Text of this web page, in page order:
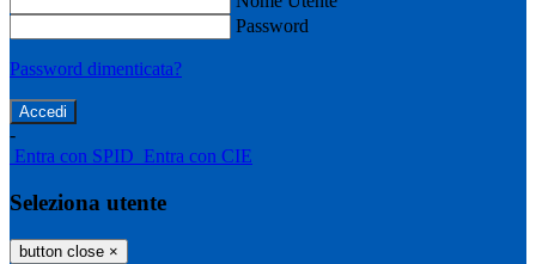
Password
Password dimenticata?
-
Entra con SPID Entra con CIE
Seleziona utente
button close ×